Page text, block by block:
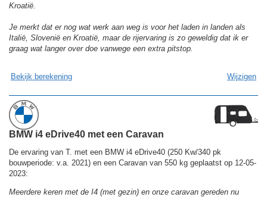
Kroatië.
Je merkt dat er nog wat werk aan weg is voor het laden in landen als
Italië, Slovenië en Kroatië, maar de rijervaring is zo geweldig dat ik er
graag wat langer over doe vanwege een extra pitstop.
Bekijk berekening Wijzigen
BMW i4 eDrive40 met een Caravan
De ervaring van T. met een BMW i4 eDrive40 (250 Kw/340 pk
bouwperiode: v.a. 2021) en een Caravan van 550 kg geplaatst op 12-05-
2023:
Meerdere keren met de I4 (met gezin) en onze caravan gereden nu